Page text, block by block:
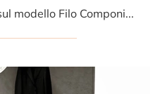
Se desideri sapere di più sul modello Filo Componibile, clicca e scopri i Comodini e comò Sangiacomo ideali per la tua zona notte.